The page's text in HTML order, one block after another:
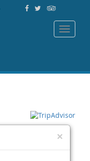
Toggle
×